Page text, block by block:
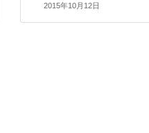
2015年10月12日